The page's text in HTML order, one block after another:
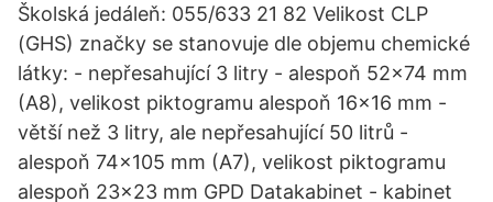
Školská jedáleň: 055/633 21 82 Velikost CLP
(GHS) značky se stanovuje dle objemu chemické
látky: - nepřesahující 3 litry - alespoň 52x74 mm
(A8), velikost piktogramu alespoň 16x16 mm -
větší než 3 litry, ale nepřesahující 50 litrů -
alespoň 74x105 mm (A7), velikost piktogramu
alespoň 23x23 mm GPD Datakabinet - kabinet